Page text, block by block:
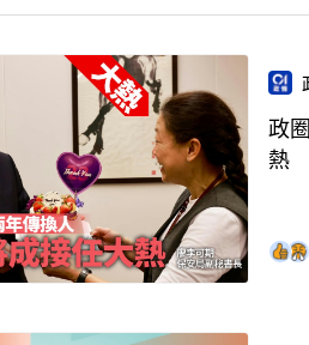
政
熱